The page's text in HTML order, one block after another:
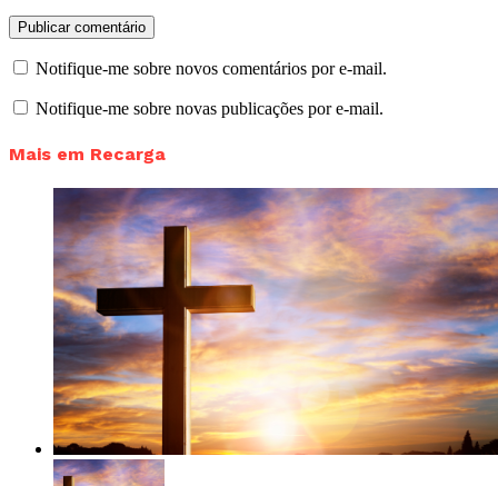
Notifique-me sobre novos comentários por e-mail.
Notifique-me sobre novas publicações por e-mail.
Mais em Recarga